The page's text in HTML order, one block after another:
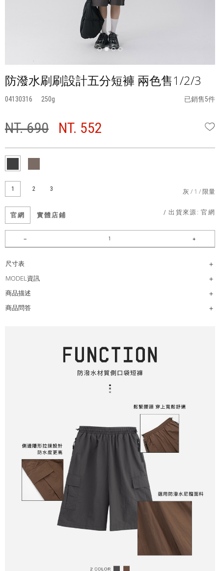
防潑水刷刷設計五分短褲 兩色售1/2/3
04130316 250 已銷售5件
NT. 690 NT. 552
1 2 3 灰 1 限量
官網 實體店鋪 / 出貨來源:官網
尺寸表
MODEL資訊
商品描述
商品問答